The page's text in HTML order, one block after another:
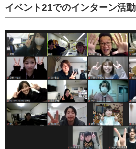
イベント21でのインターン活動